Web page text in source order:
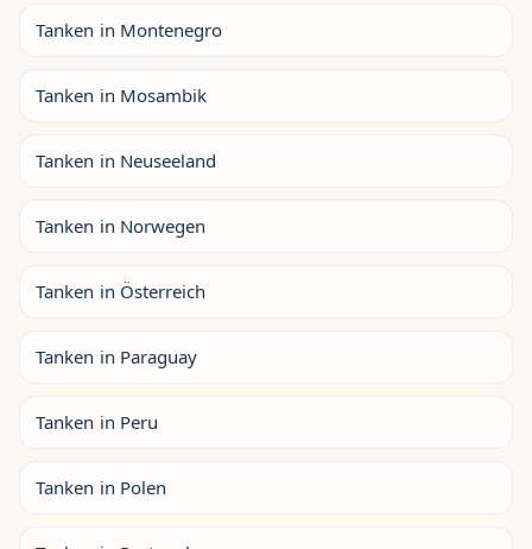
Tanken in Montenegro
Tanken in Mosambik
Tanken in Neuseeland
Tanken in Norwegen
Tanken in Österreich
Tanken in Paraguay
Tanken in Peru
Tanken in Polen